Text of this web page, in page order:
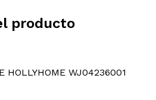
producto
HOLLYHOME WJ04236001